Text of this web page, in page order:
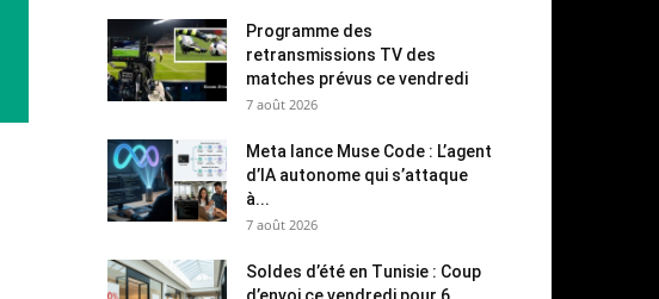
Programme des
retransmissions TV des
matches prévus ce vendredi
7 août 2026
Meta lance Muse Code : L’agent
d’IA autonome qui s’attaque
à...
7 août 2026
Soldes d’été en Tunisie : Coup
d’envoi ce vendredi pour 6...